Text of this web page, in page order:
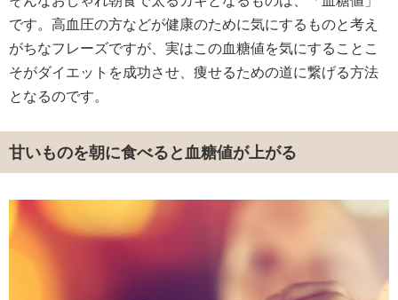
です。高血圧の方などが健康のために気にするものと考え
がちなフレーズですが、実はこの血糖値を気にすることこ
そがダイエットを成功させ、痩せるための道に繋げる方法
となるのです。
甘いものを朝に食べると血糖値が上がる